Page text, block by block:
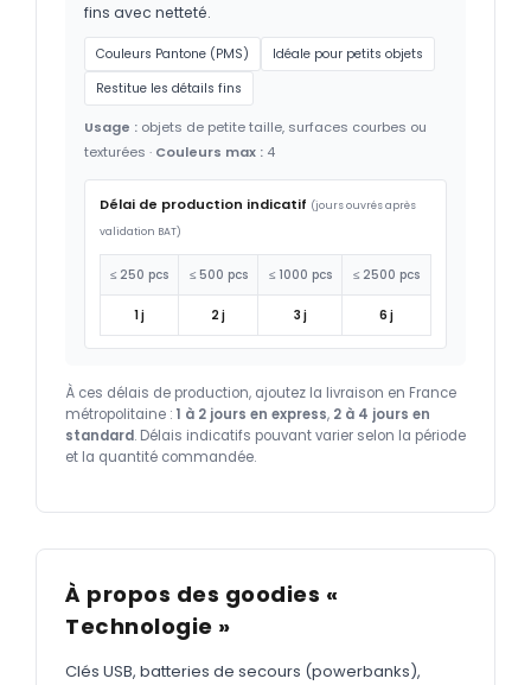
fins avec netteté.
Couleurs Pantone (PMS)
Idéale pour petits objets
Restitue les détails fins
Usage : objets de petite taille, surfaces courbes ou
texturées · Couleurs max : 4
Délai de production indicatif (jours ouvrés après
validation BAT)
≤ 250 pcs ≤ 500 pcs ≤ 1000 pcs ≤ 2500 pcs
1 j 2 j 3 j 6 j
À ces délais de production, ajoutez la livraison en France
métropolitaine : 1 à 2 jours en express, 2 à 4 jours en
standard. Délais indicatifs pouvant varier selon la période
et la quantité commandée.
À propos des goodies «
Technologie »
Clés USB, batteries de secours (powerbanks),